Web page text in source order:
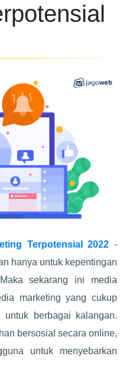
Terpotensial 2022 -
hanya untuk kepentingan
sekarang ini media
marketing yang cukup
berbagai kalangan.
bersosial secara online,
untuk menyebarkan